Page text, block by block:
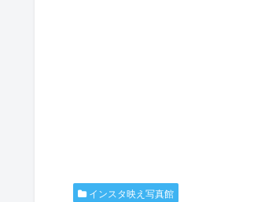
インスタ映え写真館